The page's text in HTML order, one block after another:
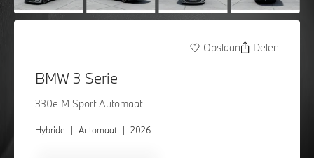
Opslaan Delen
BMW 3 Serie
330e M Sport Automaat
Hybride | Automaat | 2026